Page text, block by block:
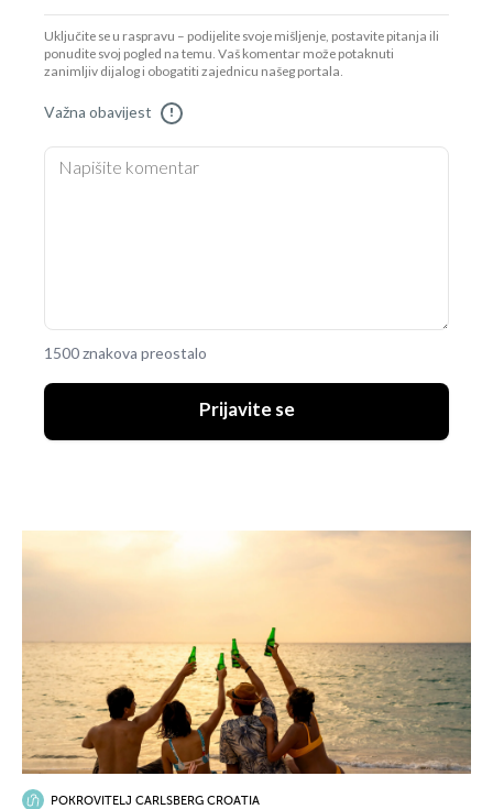
Uključite se u raspravu – podijelite svoje mišljenje, postavite pitanja ili
ponudite svoj pogled na temu. Vaš komentar može potaknuti
zanimljiv dijalog i obogatiti zajednicu našeg portala.
Važna obavijest !
1500 znakova preostalo
Prijavite se
POKROVITELJ CARLSBERG CROATIA